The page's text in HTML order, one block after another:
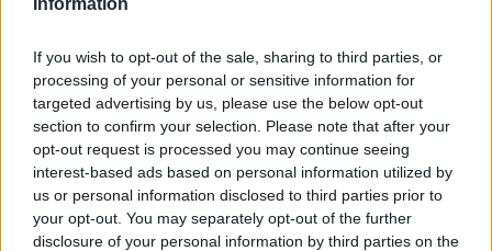
If you wish to opt-out of the sale, sharing to third parties, or
processing of your personal or sensitive information for
targeted advertising by us, please use the below opt-out
section to confirm your selection. Please note that after your
opt-out request is processed you may continue seeing
interest-based ads based on personal information utilized by
us or personal information disclosed to third parties prior to
your opt-out. You may separately opt-out of the further
disclosure of your personal information by third parties on the
Energia
instal·lacions radioactives l’any passat
8 de maig de 2026
DEIXA UNA RESPOSTA